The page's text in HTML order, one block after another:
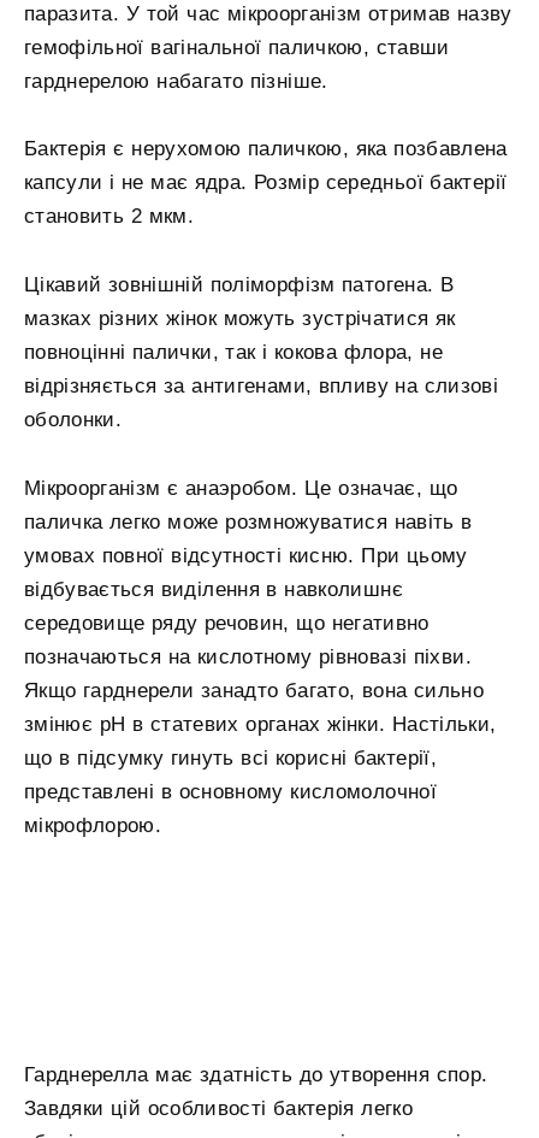
паразита. У той час мікроорганізм отримав назву
гемофільної вагінальної паличкою, ставши
гарднерелою набагато пізніше.
Бактерія є нерухомою паличкою, яка позбавлена
капсули і не має ядра. Розмір середньої бактерії
становить 2 мкм.
Цікавий зовнішній поліморфізм патогена. В
мазках різних жінок можуть зустрічатися як
повноцінні палички, так і кокова флора, не
відрізняється за антигенами, впливу на слизові
оболонки.
Мікроорганізм є анаэробом. Це означає, що
паличка легко може розмножуватися навіть в
умовах повної відсутності кисню. При цьому
відбувається виділення в навколишнє
середовище ряду речовин, що негативно
позначаються на кислотному рівновазі піхви.
Якщо гарднерели занадто багато, вона сильно
змінює pH в статевих органах жінки. Настільки,
що в підсумку гинуть всі корисні бактерії,
представлені в основному кисломолочної
мікрофлорою.
Гарднерелла має здатність до утворення спор.
Завдяки цій особливості бактерія легко